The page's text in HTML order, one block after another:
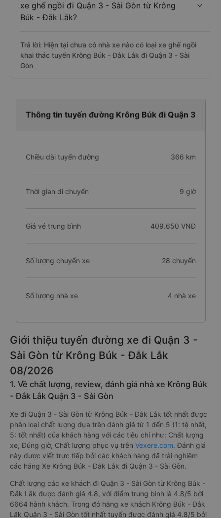
xe ghế ngồi đi Quận 3 - Sài Gòn từ Krông
Búk - Đắk Lắk?
Trả lời: Hiện tại chưa có nhà xe nào có loại xe ghế ngồi
khai thác tuyến Krông Búk - Đắk Lắk đi Quận 3 - Sài
Gòn
Thông tin tuyến đường Krông Búk đi Quận 3
Chiều dài tuyến đường 366 km
Thời gian di chuyển 9 giờ
Giá vé trung bình 409.650 VNĐ
Số lượng chuyến xe 28 chuyến
Số lượng nhà xe 4 nhà xe
Giới thiệu tuyến đường xe đi Quận 3 -
Sài Gòn từ Krông Búk - Đắk Lắk
08/2026
1. Về chất lượng, review, đánh giá nhà xe Krông Búk
- Đắk Lắk Quận 3 - Sài Gòn
Xe đi Quận 3 - Sài Gòn từ Krông Búk - Đắk Lắk tốt nhất được
phân loại chất lượng dựa trên đánh giá từ 1 đến 5 (1: tệ nhất,
5: tốt nhất) của khách hàng với các tiêu chí như: Chất lượng
xe, Đúng giờ, Chất lượng phục vụ trên Vexere.com. Đánh giá
này được viết trực tiếp bởi các khách hàng đã trải nghiệm
các hãng Xe Krông Búk - Đắk Lắk đi Quận 3 - Sài Gòn.
Chất lượng các xe khách đi Quận 3 - Sài Gòn từ Krông Búk -
Đắk Lắk được đánh giá 4.8, với điểm trung bình là 4.8/5 bởi
6664 hành khách. Trong đó hãng xe khách Krông Búk - Đắk
Lắk Quận 3 - Sài Gòn tốt nhất tuyến được đánh giá 4.8/5 bởi